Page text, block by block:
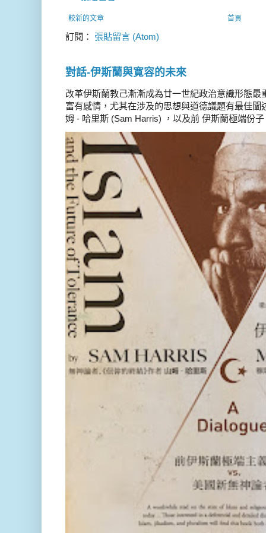
較新的文章 首頁
訂閱： 張貼留言 (Atom)
對話-伊斯蘭與寛容的未來
改革伊斯蘭教己漸漸成為廿一世紀政治意識形態
富有感情，尤其在涉及的思想與道德議題有最佳
姆 - 哈里斯 (Sam Harris) ，以及前 伊斯蘭極端份